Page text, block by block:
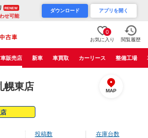
RENEW
せ可能
ダウンロード アプリを開く
0
お気に入り 閲覧履歴
販売店 新車 車買取 カーリース 整備工場
東店 MAP
投稿数 在庫台数